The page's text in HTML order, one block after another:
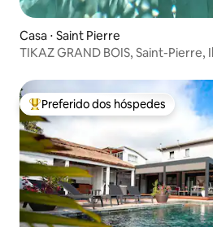
Casa ⋅ Saint Pierre
TIKAZ GRAND BOIS, Saint-Pierre,
Entre os melhores preferidos dos
Preferido dos hóspedes